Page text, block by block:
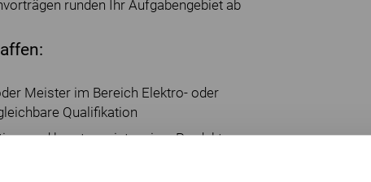
runden Ihr Aufgabengebiet ab
Meister im Bereich Elektro- oder
Qualifikation
und beratungsintensiver Produkte
Maß an Eigenmotivation